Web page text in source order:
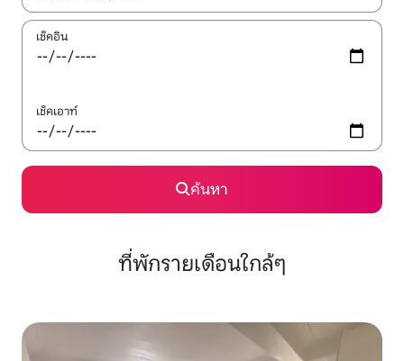
เช็คอิน
เช็คเอาท์
ค้นหา
ที่พักรายเดือนใกล้ๆ